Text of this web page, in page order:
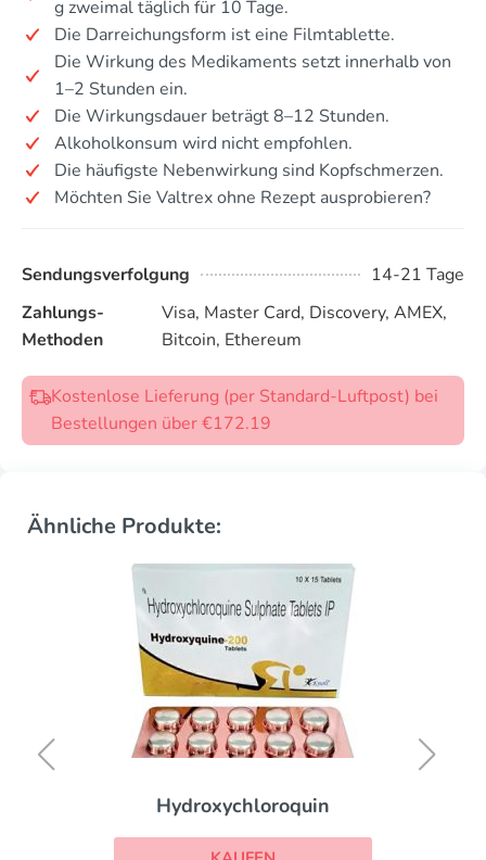
g zweimal täglich für 10 Tage.
Die Darreichungsform ist eine Filmtablette.
Die Wirkung des Medikaments setzt innerhalb von
1–2 Stunden ein.
Die Wirkungsdauer beträgt 8–12 Stunden.
Alkoholkonsum wird nicht empfohlen.
Die häufigste Nebenwirkung sind Kopfschmerzen.
Möchten Sie Valtrex ohne Rezept ausprobieren?
Sendungsverfolgung
14-21 Tage
Zahlungs-
Methoden
Visa, Master Card, Discovery, AMEX,
Bitcoin, Ethereum
Kostenlose Lieferung (per Standard-Luftpost) bei
Bestellungen über €172.19
Ähnliche Produkte:
Hydroxychloroquin